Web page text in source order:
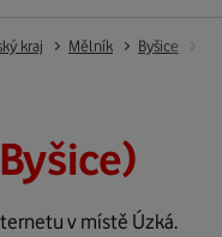
kraj Mělník Byšice
v místě Úzká.